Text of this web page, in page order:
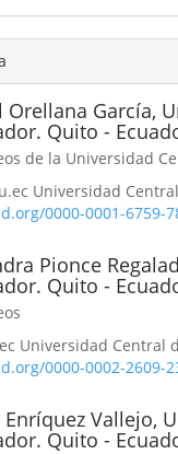
Orellana García,
Quito -
de la Universidad
Universidad
0000-0001-6759-
Pionce
Quito -
Universidad Central
0000-0002-2609-
Vallejo,
Quito -